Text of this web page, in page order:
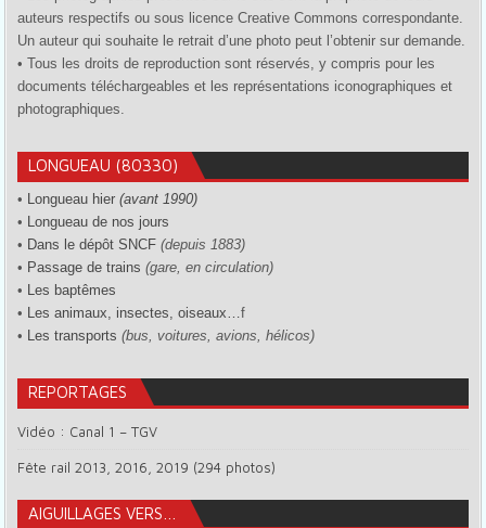
auteurs respectifs ou sous licence Creative Commons correspondante.
Un auteur qui souhaite le retrait d’une photo peut l’obtenir sur demande.
• Tous les droits de reproduction sont réservés, y compris pour les
documents téléchargeables et les représentations iconographiques et
photographiques.
LONGUEAU (80330)
• Longueau hier (avant 1990)
• Longueau de nos jours
• Dans le dépôt SNCF (depuis 1883)
• Passage de trains (gare, en circulation)
• Les baptêmes
• Les animaux, insectes, oiseaux…f
• Les transports (bus, voitures, avions, hélicos)
REPORTAGES
Vidéo : Canal 1 – TGV
Fête rail 2013, 2016, 2019 (294 photos)
AIGUILLAGES VERS…